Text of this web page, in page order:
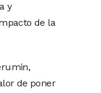
y
de la
de poner